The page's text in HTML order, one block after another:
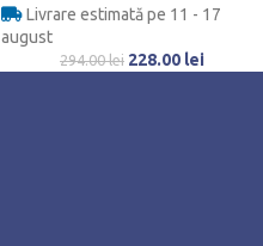
Livrare estimată pe 11 - 17
august
294.00lei 228.00 lei